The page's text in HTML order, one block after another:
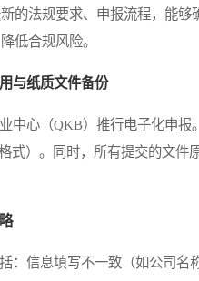
的法规要求、申报流程，能
低合规风险。
与纸质文件备份
心（QKB）推行电子化申报
式）。同时，所有提交的文
信息填写不一致（如公司名